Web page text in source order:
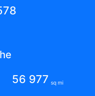
56 977 sq mi